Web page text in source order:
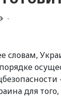
-
словам,
для